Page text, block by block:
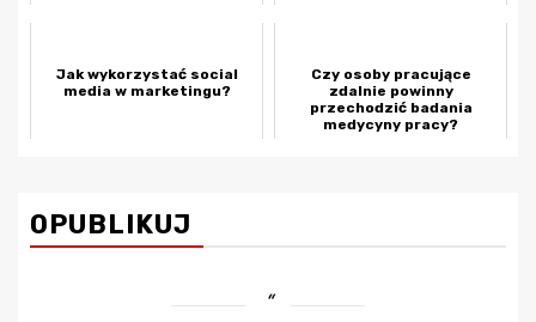
Jak wykorzystać social
media w marketingu?
Czy osoby pracujące
zdalnie powinny
przechodzić badania
medycyny pracy?
OPUBLIKUJ